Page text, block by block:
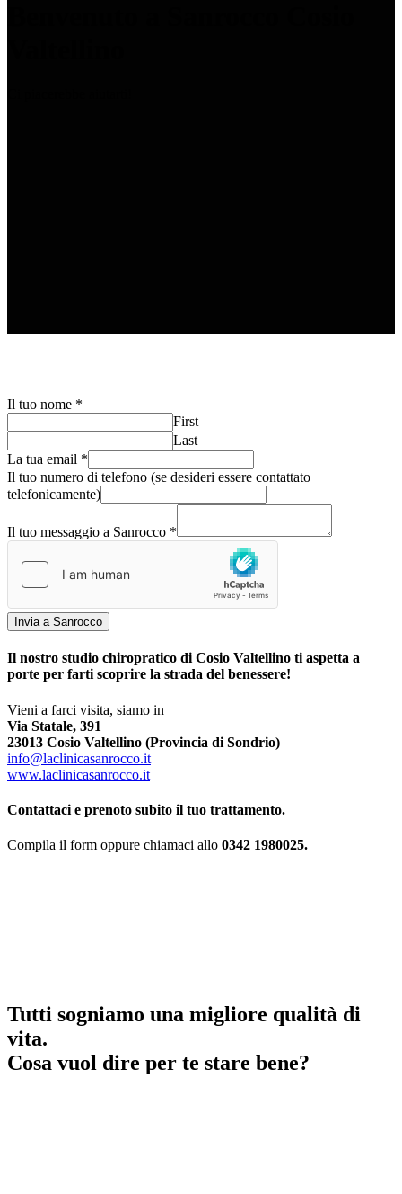
Il tuo nome *
First
Last
La tua email *
Il tuo numero di telefono (se desideri essere contattato
telefonicamente)
Il tuo messaggio a Sanrocco *
Invia a Sanrocco
Il nostro studio chiropratico di Cosio Valtellino ti aspetta a
porte per farti scoprire la strada del benessere!
Vieni a farci visita, siamo in
Via Statale, 391
23013 Cosio Valtellino (Provincia di Sondrio)
info@laclinicasanrocco.it
www.laclinicasanrocco.it
Contattaci e prenoto subito il tuo trattamento.
Compila il form oppure chiamaci allo 0342 1980025.
Tutti sogniamo una migliore qualità di
vita.
Cosa vuol dire per te stare bene?